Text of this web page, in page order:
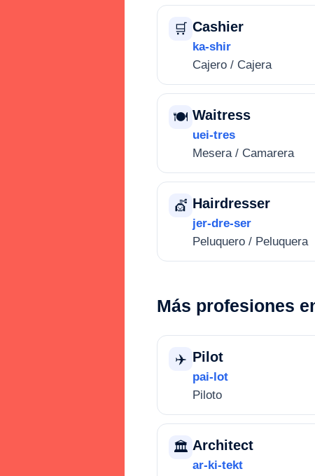
🛒 Cashier
ka-shir
Cajero / Cajera
🍽️ Waitress
uei-tres
Mesera / Camarera
💇 Hairdresser
jer-dre-ser
Peluquero / Peluquera
Más profesiones
✈️ Pilot
pai-lot
Piloto
🏛️ Architect
ar-ki-tekt